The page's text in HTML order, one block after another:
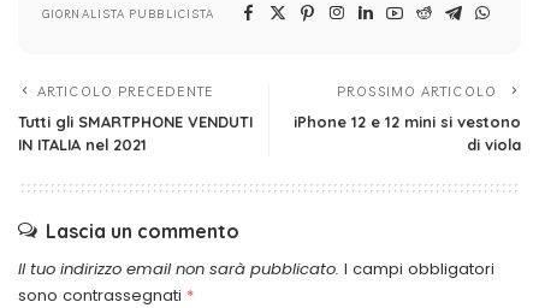
GIORNALISTA PUBBLICISTA
ARTICOLO PRECEDENTE
Tutti gli SMARTPHONE VENDUTI
IN ITALIA nel 2021
PROSSIMO ARTICOLO
iPhone 12 e 12 mini si vestono
di viola
Lascia un commento
Il tuo indirizzo email non sarà pubblicato. I campi obbligatori
sono contrassegnati *